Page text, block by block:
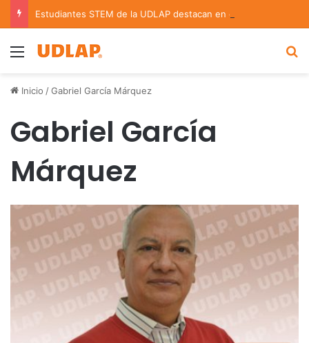
Menu
Inicio /Gabriel García Márquez
Gabriel García
Márquez